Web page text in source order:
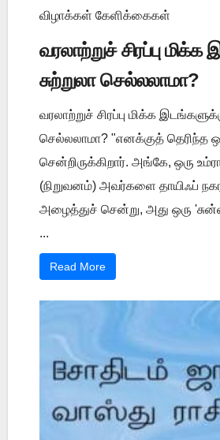
விழாக்கள் கேளிக்கைகள்
வரலாற்றுச் சிரப்பு
சுற்றுலா செல்லலாமா?
வரலாற்றுச் சிரப்பு மிக்க
செல்லலாமா? "எனக்குத் தெரிந்த
சென்றிருக்கிறார். அங்கே, ஒரு
(நிறுவனம்) அவர்களை தாயிஃப்
அழைத்துச் சென்று, அது ஒரு
...
Read More